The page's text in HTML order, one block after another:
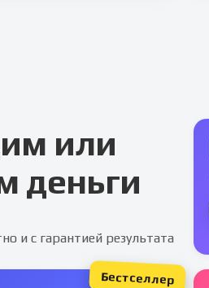
или
деньги
и с гарантией результата
Бестселлер